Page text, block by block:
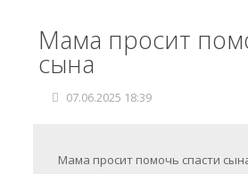
Мама просит
сына
07.06.2025 18:39
Мама просит помочь спасти